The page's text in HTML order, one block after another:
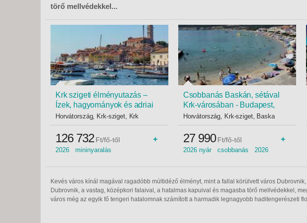
törő mellvédekkel...
Krk szigeti élményutazás –
Ízek, hagyományok és adriai
varázslat - Budapest, Busz 3*
Horvátország, Krk-sziget, Krk
126 732 Ft/fő-től +
2026 mininyaralás
Csobbanás Baskán, sétával
Krk-városában - Budapest,
Busz
Horvátország, Krk-sziget, Baska
27 990 Ft/fő-től +
2026 nyár csobbanás 2026
Kevés város kínál magával ragadóbb múltidéző élményt, mint a fallal körülvett város
Dubrovnik, a vastag, középkori falaival, a hatalmas kapuival és magasba törő mellvédekkel,
város még az egyik fő tengeri hatalomnak számított a harmadik legnagyobb haditengerészeti